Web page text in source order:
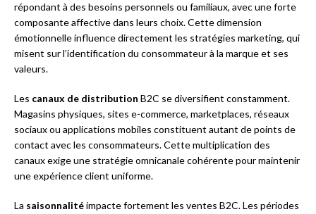
répondant à des besoins personnels ou familiaux, avec une forte
composante affective dans leurs choix. Cette dimension
émotionnelle influence directement les stratégies marketing, qui
misent sur l’identification du consommateur à la marque et ses
valeurs.
Les canaux de distribution B2C se diversifient constamment.
Magasins physiques, sites e-commerce, marketplaces, réseaux
sociaux ou applications mobiles constituent autant de points de
contact avec les consommateurs. Cette multiplication des
canaux exige une stratégie omnicanale cohérente pour maintenir
une expérience client uniforme.
La saisonnalitéimpacte fortement les ventes B2C. Les périodes